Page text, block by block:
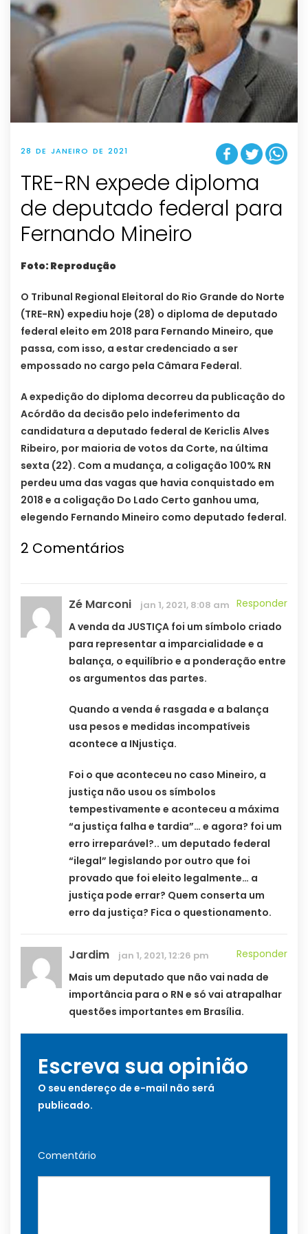
28 DE JANEIRO DE 2021
TRE-RN expede diploma
de deputado federal para
Fernando Mineiro
Foto: Reprodução
O Tribunal Regional Eleitoral do Rio Grande do Norte
(TRE-RN) expediu hoje (28) o diploma de deputado
federal eleito em 2018 para Fernando Mineiro, que
passa, com isso, a estar credenciado a ser
empossado no cargo pela Câmara Federal.
A expedição do diploma decorreu da publicação do
Acórdão da decisão pelo indeferimento da
candidatura a deputado federal de Kericlis Alves
Ribeiro, por maioria de votos da Corte, na última
sexta (22). Com a mudança, a coligação 100% RN
perdeu uma das vagas que havia conquistado em
2018 e a coligação Do Lado Certo ganhou uma,
elegendo Fernando Mineiro como deputado federal.
2 Comentários
Zé Marconi jan 1, 2021, 8:08 am Responder
A venda da JUSTIÇA foi um símbolo criado
para representar a imparcialidade e a
balança, o equilíbrio e a ponderação entre
os argumentos das partes.
Quando a venda é rasgada e a balança
usa pesos e medidas incompatíveis
acontece a INjustiça.
Foi o que aconteceu no caso Mineiro, a
justiça não usou os símbolos
tempestivamente e aconteceu a máxima
“a justiça falha e tardia”… e agora? foi um
erro irreparável?.. um deputado federal
“ilegal” legislando por outro que foi
provado que foi eleito legalmente… a
justiça pode errar? Quem conserta um
erro da justiça? Fica o questionamento.
Jardim jan 1, 2021, 12:26 pm
Responder
Mais um deputado que não vai nada de
importância para o RN e só vai atrapalhar
questões importantes em Brasília.
Escreva sua opinião
O seu endereço de e-mail não será
publicado.
Comentário